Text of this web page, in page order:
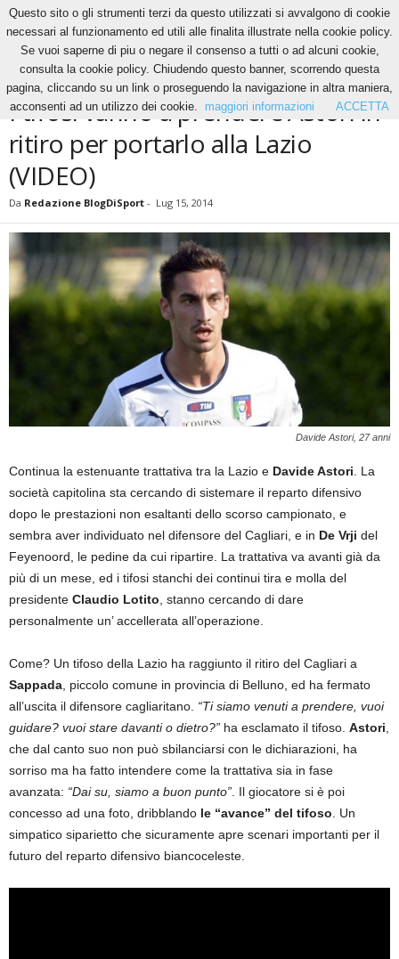
News I tifosi vanno a prendere Astori in ritiro per portarlo alla Lazio...
NEWS
I tifosi vanno a prendere Astori in
ritiro per portarlo alla Lazio
(VIDEO)
Da Redazione BlogDiSport - Lug 15, 2014
Davide Astori, 27 anni
Continua la estenuante trattativa tra la Lazio e Davide Astori . La
società capitolina sta cercando di sistemare il reparto difensivo
dopo le prestazioni non esaltanti dello scorso campionato, e
sembra aver individuato nel difensore del Cagliari, e in De Vrji del
Feyenoord, le pedine da cui ripartire. La trattativa va avanti già da
più di un mese, ed i tifosi stanchi dei continui tira e molla del
presidente Claudio Lotito , stanno cercando di dare
personalmente un’ accellerata all’operazione.
Come? Un tifoso della Lazio ha raggiunto il ritiro del Cagliari a
Sappada , piccolo comune in provincia di Belluno, ed ha fermato
all’uscita il difensore cagliaritano. “Ti siamo venuti a prendere, vuoi
guidare? vuoi stare davanti o dietro?” ha esclamato il tifoso. Astori
che dal canto suo non può sbilanciarsi con le dichiarazioni, ha
sorriso ma ha fatto intendere come la trattativa sia in fase
avanzata: “Dai su, siamo a buon punto” . Il giocatore si è poi
concesso ad una foto, dribblando le “avance” del tifoso . Un
simpatico siparietto che sicuramente apre scenari importanti per il
futuro del reparto difensivo biancoceleste.
Questo sito o gli strumenti terzi da questo utilizzati si avvalgono di cookie
necessari al funzionamento ed utili alle finalita illustrate nella cookie policy.
Se vuoi saperne di piu o negare il consenso a tutti o ad alcuni cookie,
consulta la cookie policy. Chiudendo questo banner, scorrendo questa
pagina, cliccando su un link o proseguendo la navigazione in altra maniera,
acconsenti ad un utilizzo dei cookie.
maggiori informazioni ACCETTA